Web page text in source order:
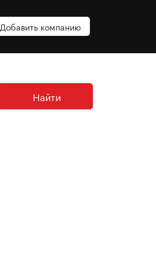
Добавить компанию
Найти